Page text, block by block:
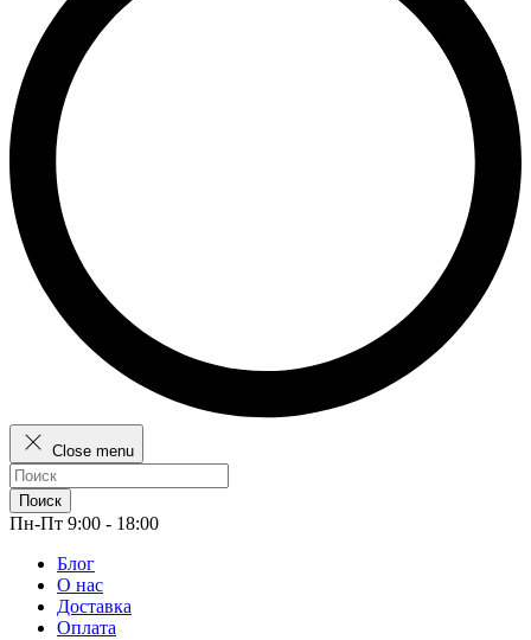
Close menu
Поиск
Пн-Пт 9:00 - 18:00
Блог
О нас
Доставка
Оплата